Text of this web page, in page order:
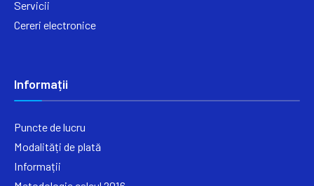
Servicii
Cereri electronice
Informații
Puncte de lucru
Modalități de plată
Informații